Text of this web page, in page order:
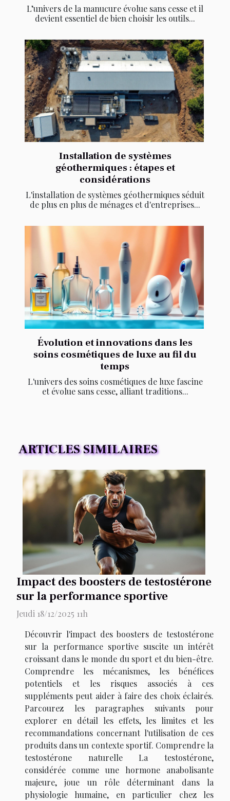
L’univers de la manucure évolue sans cesse et il
devient essentiel de bien choisir les outils...
Installation de systèmes
géothermiques : étapes et
considérations
L'installation de systèmes géothermiques séduit
de plus en plus de ménages et d'entreprises...
Évolution et innovations dans les
soins cosmétiques de luxe au fil du
temps
L'univers des soins cosmétiques de luxe fascine
et évolue sans cesse, alliant traditions...
ARTICLES SIMILAIRES
Impact des boosters de testostérone
sur la performance sportive
Jeudi 18/12/2025 11h
Découvrir l'impact des boosters de testostérone
sur la performance sportive suscite un intérêt
croissant dans le monde du sport et du bien-être.
Comprendre les mécanismes, les bénéfices
potentiels et les risques associés à ces
suppléments peut aider à faire des choix éclairés.
Parcourez les paragraphes suivants pour
explorer en détail les effets, les limites et les
recommandations concernant l'utilisation de ces
produits dans un contexte sportif. Comprendre la
testostérone naturelle La testostérone,
considérée comme une hormone anabolisante
majeure, joue un rôle déterminant dans la
physiologie humaine, en particulier chez les